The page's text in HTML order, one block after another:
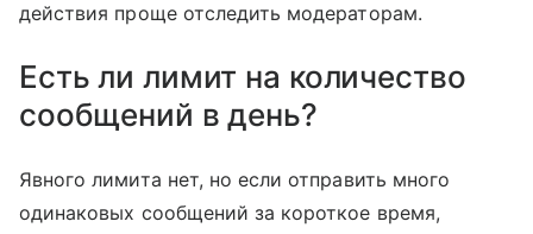
действия проще отследить модераторам.
Есть ли лимит на количество
сообщений в день?
Явного лимита нет, но если отправить много
одинаковых сообщений за короткое время,